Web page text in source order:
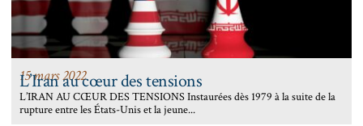
15 mars 2022
L’Iran au cœur des tensions
L’IRAN AU CŒUR DES TENSIONS Instaurées dès 1979 à la suite de la
rupture entre les États-Unis et la jeune...